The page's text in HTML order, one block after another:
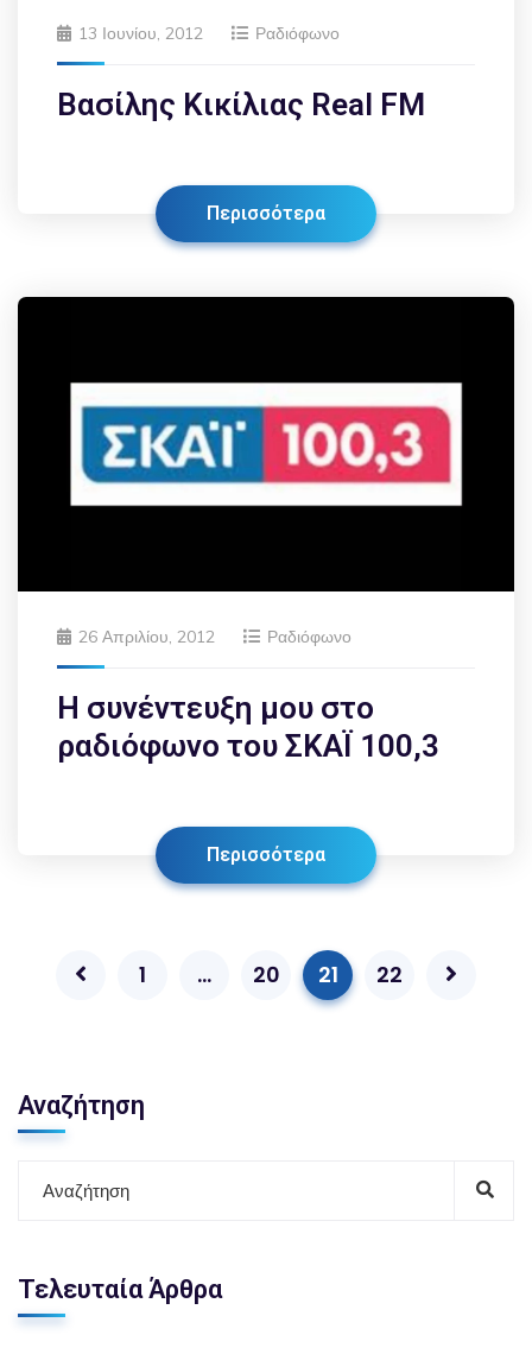
13 Ιουνίου, 2012 Ραδιόφωνο
Βασίλης Κικίλιας Real FM
Περισσότερα
26 Απριλίου, 2012 Ραδιόφωνο
Η συνέντευξη μου στο
ραδιόφωνο του ΣΚΑΪ 100,3
Περισσότερα
1 … 20 21 22
Αναζήτηση
Τελευταία Άρθρα